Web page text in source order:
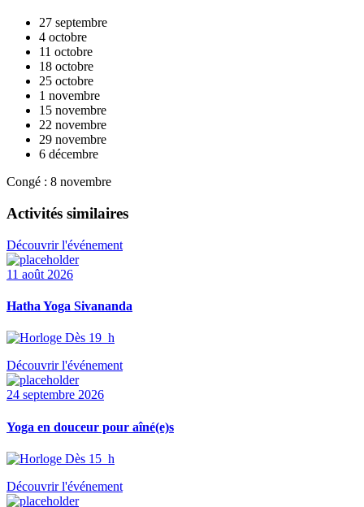
27 septembre
4 octobre
11 octobre
18 octobre
25 octobre
1 novembre
15 novembre
22 novembre
29 novembre
6 décembre
Congé : 8 novembre
Activités similaires
Découvrir l'événement
11 août 2026
Hatha Yoga Sivananda
Dès 19 h
Découvrir l'événement
24 septembre 2026
Yoga en douceur pour aîné(e)s
Dès 15 h
Découvrir l'événement